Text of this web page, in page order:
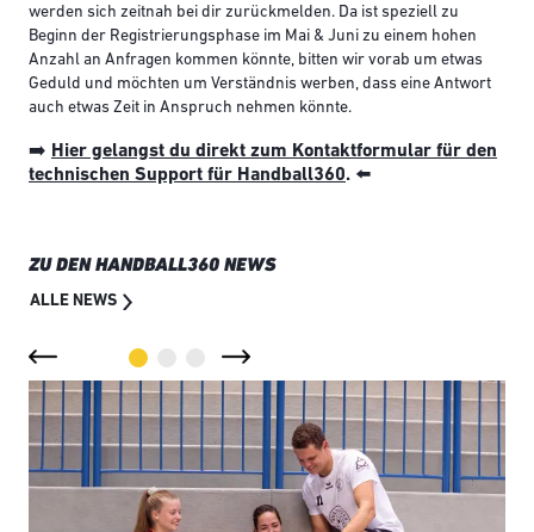
werden sich zeitnah bei dir zurückmelden. Da ist speziell zu
Beginn der Registrierungsphase im Mai & Juni zu einem hohen
Anzahl an Anfragen kommen könnte, bitten wir vorab um etwas
Geduld und möchten um Verständnis werben, dass eine Antwort
auch etwas Zeit in Anspruch nehmen könnte.
➡️ Hier gelangst du direkt zum Kontaktformular für den
technischen Support für Handball360. ⬅️
ZU DEN HANDBALL360 NEWS
ALLE NEWS